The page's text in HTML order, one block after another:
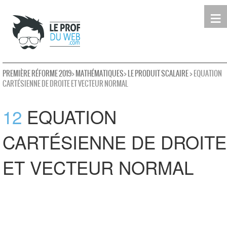
≡
leProfDuWeb
Seconde
Première
Terminale
Rechercher
PREMIÈRE RÉFORME 2019>MATHÉMATIQUES>LE PRODUIT SCALAIRE> EQUATION
CARTÉSIENNE DE DROITE ET VECTEUR NORMAL
12 EQUATION
CARTÉSIENNE DE DROITE
ET VECTEUR NORMAL